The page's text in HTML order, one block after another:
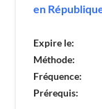
en
Expire le:
Méthode:
Fréquence:
Prérequis: